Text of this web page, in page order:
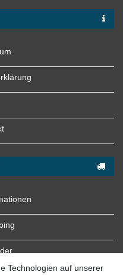
Technologien auf unserer